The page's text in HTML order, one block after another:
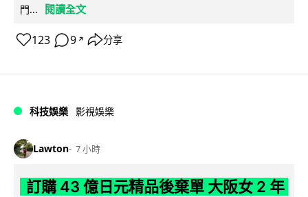
門...
閱讀全文
123 9 ↗ 分享
科技娛樂 影視娛樂
Lawton 7 小時
訂購 43 億日元精品後棄單 大阪女 2 年